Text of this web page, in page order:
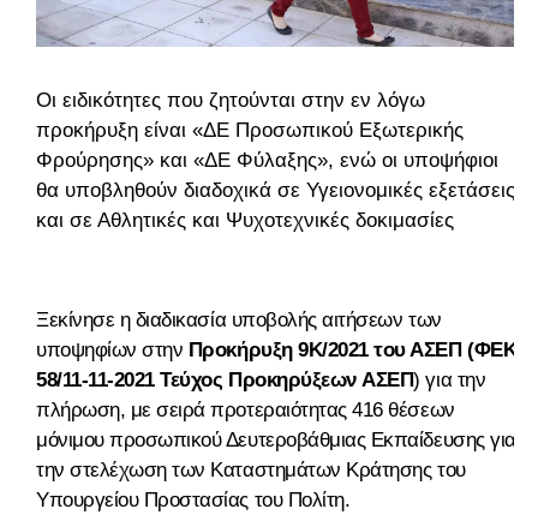
Οι ειδικότητες που ζητούνται στην εν λόγω
προκήρυξη είναι «ΔΕ Προσωπικού Εξωτερικής
Φρούρησης» και «ΔΕ Φύλαξης», ενώ οι υποψήφιοι
θα υποβληθούν διαδοχικά σε Υγειονομικές εξετάσεις
και σε Αθλητικές και Ψυχοτεχνικές δοκιμασίες
Ξεκίνησε η διαδικασία υποβολής αιτήσεων των
υποψηφίων στην Προκήρυξη 9Κ/2021 του ΑΣΕΠ (ΦΕΚ
58/11-11-2021 Τεύχος Προκηρύξεων ΑΣΕΠ) για την
πλήρωση, με σειρά προτεραιότητας 416 θέσεων
μόνιμου προσωπικού Δευτεροβάθμιας Εκπαίδευσης για
την στελέχωση των Καταστημάτων Κράτησης του
Υπουργείου Προστασίας του Πολίτη.